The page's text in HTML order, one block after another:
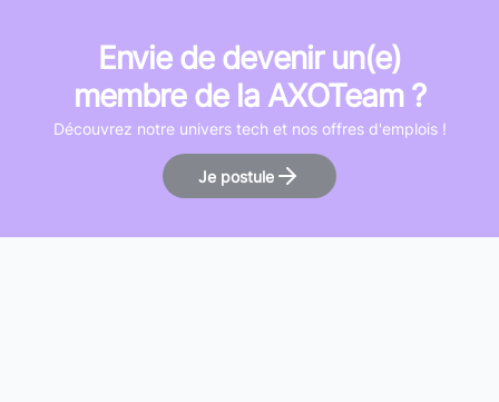
Envie de devenir un(e)
membre de la AXOTeam ?
Découvrez notre univers tech et nos offres d'emplois !
Je postule